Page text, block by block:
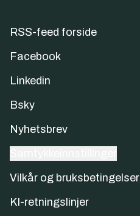
RSS-feed forside
Facebook
Linkedin
Bsky
Nyhetsbrev
Vilkår og bruksbetingelser
KI-retningslinjer